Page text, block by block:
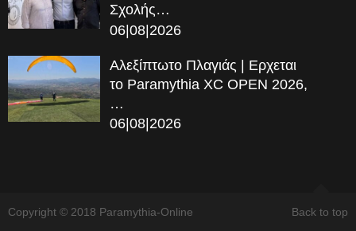
Σχολής…
06|08|2026
Αλεξίπτωτο Πλαγιάς | Ερχεται
το Paramythia XC OPEN 2026,
…
06|08|2026
Back to top
Copyright © 2018 Paramythia-Online